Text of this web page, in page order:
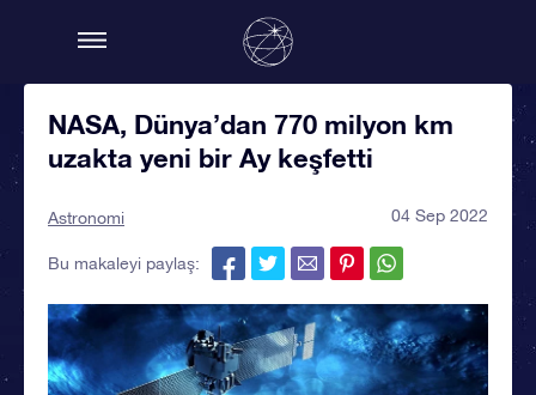
NASA, Dünya’dan 770 milyon km
uzakta yeni bir Ay keşfetti
Astronomi 04 Sep 2022
Bu makaleyi paylaş: